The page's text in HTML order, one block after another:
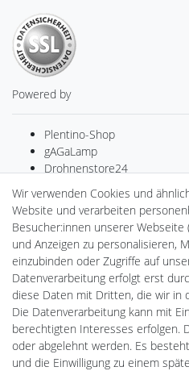
Powered by
Plentino-Shop
gAGaLamp
Drohnenstore24
MeinUSB
Batteriespeicher
PlentiSolar
Gebrauchtlicht
Ledkauf
DEYESOLAR
Lightech Connect
CardanLight Europe
FORTIMO LEDs
LED-RETROSHOP
Wallbox24
Wir verwenden Cookies und
Website und verarbeiten
Besucher:innen unserer Webseite
und Anzeigen zu personalisieren,
einzubinden oder Zugriffe auf
Datenverarbeitung erfolgt erst
diese Daten mit Dritten, die wir in
Die Datenverarbeitung kann mit
berechtigten Interesses erfolgen.
oder abgelehnt werden. Es
und die Einwilligung zu einem